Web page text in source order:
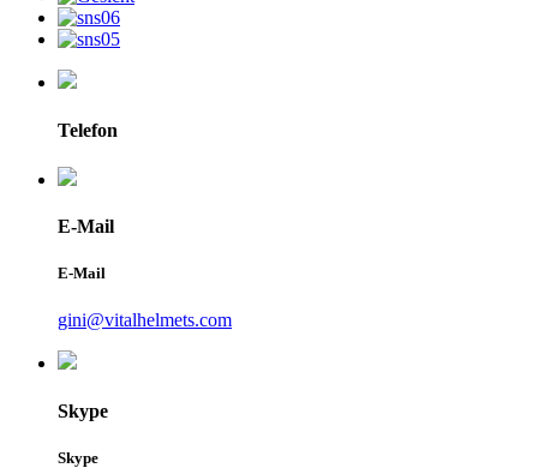
Telefon
E-Mail
E-Mail
gini@vitalhelmets.com
Skype
Skype